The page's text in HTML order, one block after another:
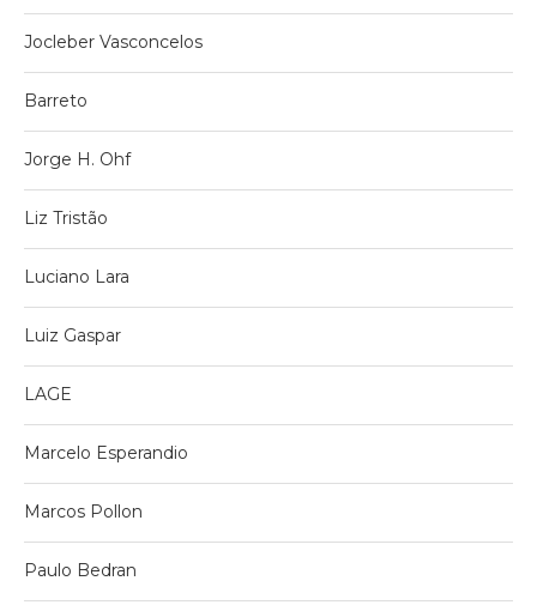
Jocleber Vasconcelos
Barreto
Jorge H. Ohf
Liz Tristão
Luciano Lara
Luiz Gaspar
LAGE
Marcelo Esperandio
Marcos Pollon
Paulo Bedran